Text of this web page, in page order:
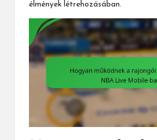
élmények létrehozásában.